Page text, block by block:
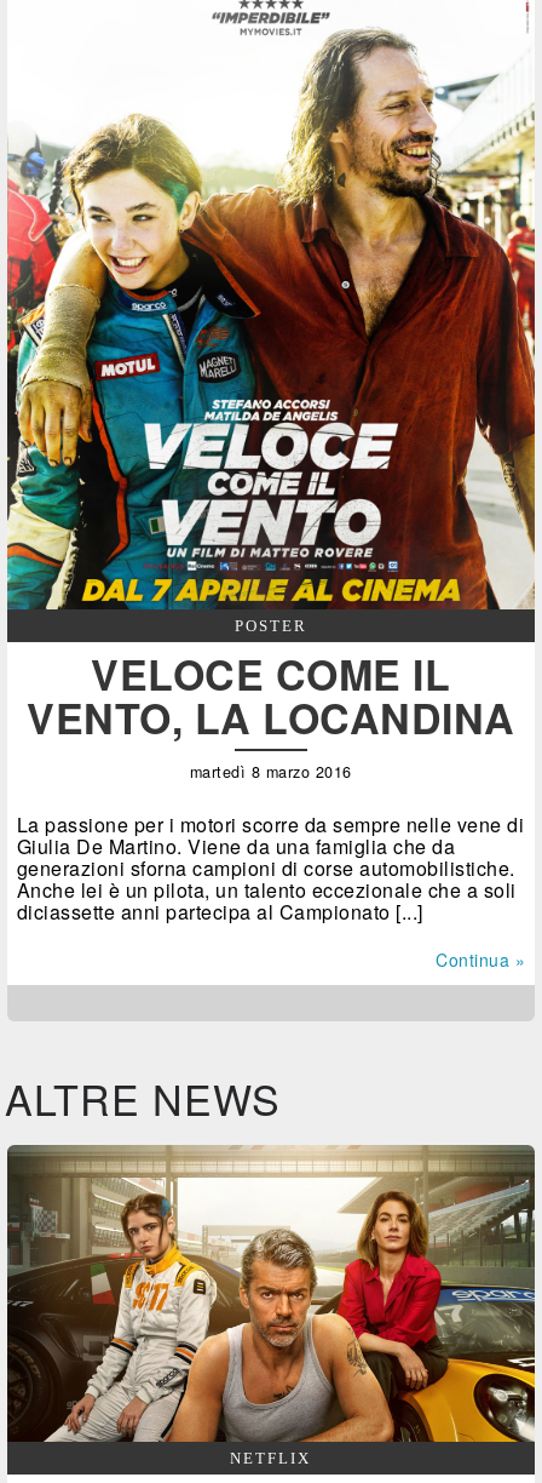
POSTER
VELOCE COME IL
VENTO, LA LOCANDINA
martedì 8 marzo 2016
La passione per i motori scorre da sempre nelle vene di
Giulia De Martino. Viene da una famiglia che da
generazioni sforna campioni di corse automobilistiche.
Anche lei è un pilota, un talento eccezionale che a soli
diciassette anni partecipa al Campionato [...]
Continua »
ALTRE NEWS
NETFLIX